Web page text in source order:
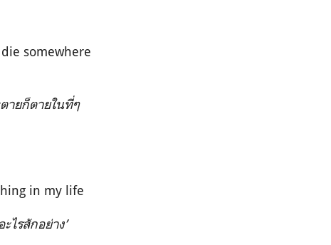
somewhere
ายก็ตายในที่ๆ
in my life
ไรสักอย่าง’